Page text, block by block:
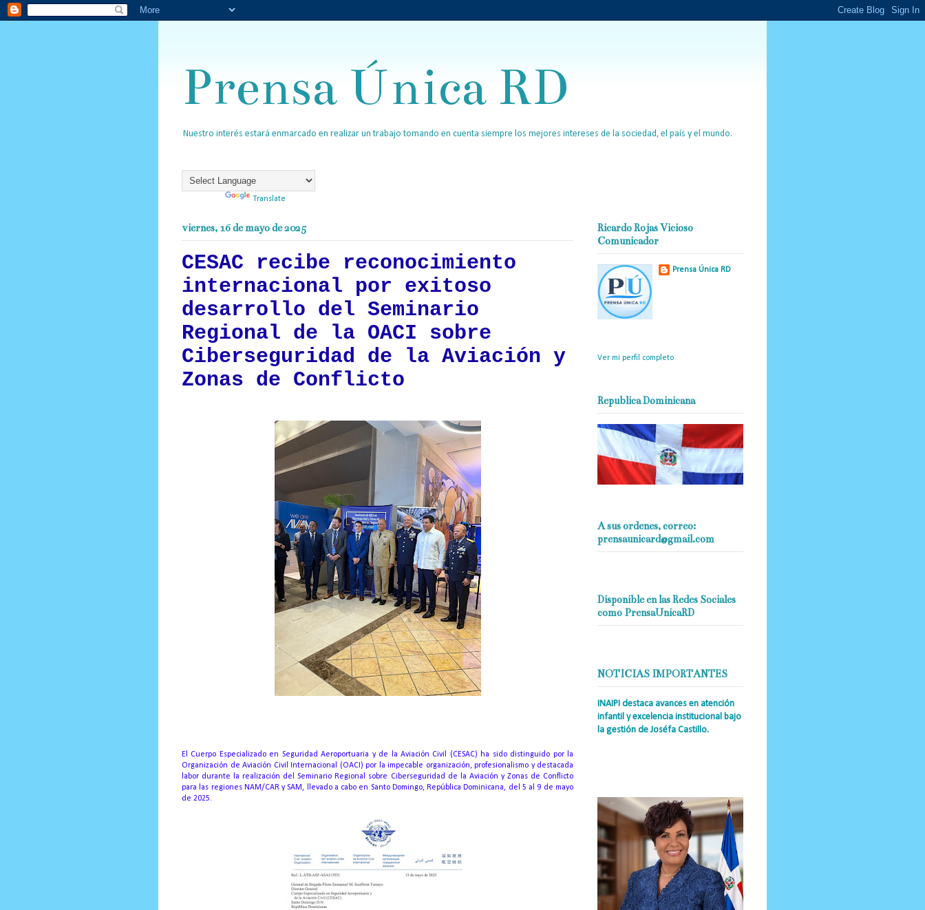
Prensa Única RD
Nuestro interés estará enmarcado en realizar un trabajo tomando en cuenta siempre los mejores intereses de la sociedad, el país y el mundo.
Translate
viernes, 16 de mayo de 2025
CESAC recibe reconocimiento
internacional por exitoso
desarrollo del Seminario
Regional de la OACI sobre
Ciberseguridad de la Aviación y
Zonas de Conflicto
El Cuerpo Especializado en Seguridad Aeroportuaria y de la Aviación Civil (CESAC) ha sido distinguido por la
Organización de Aviación Civil Internacional (OACI) por la impecable organización, profesionalismo y destacada
labor durante la realización del Seminario Regional sobre Ciberseguridad de la Aviación y Zonas de Conflicto
para las regiones NAM/CAR y SAM, llevado a cabo en Santo Domingo, República Dominicana, del 5 al 9 de mayo
de 2025.
Ricardo Rojas Vicioso
Comunicador
Prensa Única RD
Ver mi perfil completo
Republica Dominicana
A sus ordenes, correo:
prensaunicard@gmail.com
Disponible en las Redes Sociales
como PrensaUnicaRD
NOTICIAS IMPORTANTES
INAIPI destaca avances en atención
infantil y excelencia institucional bajo
la gestión de Joséfa Castillo.